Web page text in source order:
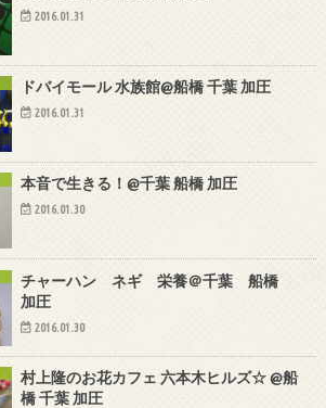
2016.01.31
ドバイモール 水族館@船橋 千葉 加圧
2016.01.31
本音で生きる！@千葉 船橋 加圧
2016.01.30
チャーハン ネギ 栄養＠千葉 船橋
加圧
2016.01.30
村上隆のお花カフェ 六本木ヒルズ☆ @船
橋 千葉 加圧